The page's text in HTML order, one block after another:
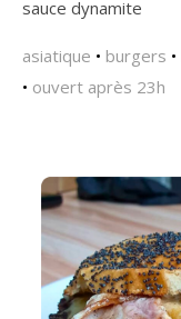
sauce dynamite
asiatique • burgers •
• ouvert après 23h